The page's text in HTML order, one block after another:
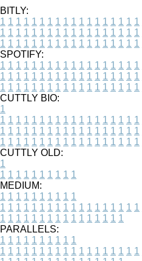
BITLY:
1 1 1 1 1 1 1 1 1 1 1 1 1 1 1 1 1 1
1 1 1 1 1 1 1 1 1 1 1 1 1 1 1 1 1 1
1 1 1 1 1 1 1 1 1 1 1 1 1 1 1 1 1 1
SPOTIFY:
1 1 1 1 1 1 1 1 1 1 1 1 1 1 1 1 1 1
1 1 1 1 1 1 1 1 1 1 1 1 1 1 1 1 1 1
1 1 1 1 1 1 1 1 1 1 1 1 1 1 1 1 1 1
CUTTLY BIO:
1
1 1 1 1 1 1 1 1 1 1 1 1 1 1 1 1 1 1
1 1 1 1 1 1 1 1 1 1 1 1 1 1 1 1 1 1
1 1 1 1 1 1 1 1 1 1 1 1 1 1 1 1 1 1
CUTTLY OLD:
1
1 1 1 1 1 1 1 1 1 1
MEDIUM:
1 1 1 1 1 1 1 1 1 1
1 1 1 1 1 1 1 1 1 1 1 1 1 1 1 1 1 1
1 1 1 1 1 1 1 1 1 1 1 1 1 1 1 1
PARALLELS:
1 1 1 1 1 1 1 1 1 1
1 1 1 1 1 1 1 1 1 1 1 1 1 1 1 1 1 1